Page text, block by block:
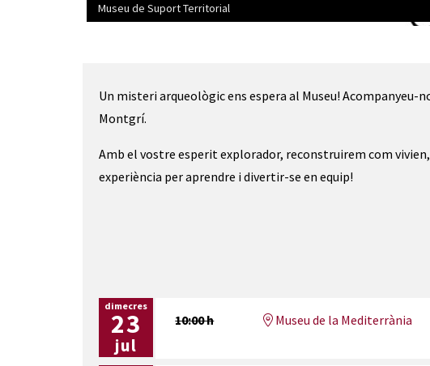
Museu de Suport Territorial
Un misteri arqueològic ens espera al Museu!
Montgrí.
Amb el vostre esperit explorador, reconstruirem com
experiència per aprendre i divertir-se en equip!
dimecres
23
jul
10:00 h Museu de la Mediterrània